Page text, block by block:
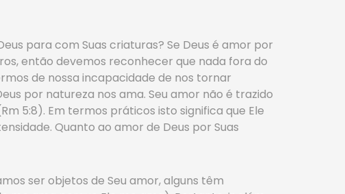
para com Suas criaturas? Se Deus é amor por
então devemos reconhecer que nada fora do
de nossa incapacidade de nos tornar
por natureza nos ama. Seu amor não é trazido
5:8). Em termos práticos isto significa que Ele
Quanto ao amor de Deus por Suas
ser objetos de Seu amor, alguns têm